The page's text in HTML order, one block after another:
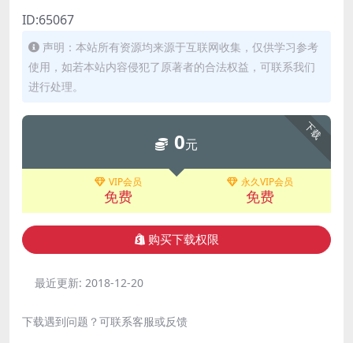
ID:65067
声明：本站所有资源均来源于互联网收集，仅供学习参考
使用，如若本站内容侵犯了原著者的合法权益，可联系我们
进行处理。
下载
0元
VIP会员
免费
永久VIP会员
免费
购买下载权限
最近更新: 2018-12-20
下载遇到问题？可联系客服或反馈